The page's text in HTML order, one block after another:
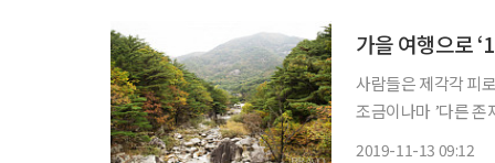
가을 여행으로
사람들은 제각각 피
조금이나마 ’다른 존
2019-11-13 09:12